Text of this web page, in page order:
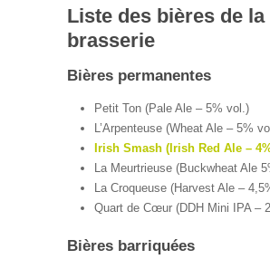
Liste des bières de la
brasserie
Bières permanentes
Petit Ton (Pale Ale – 5% vol.)
L’Arpenteuse (Wheat Ale – 5%
Irish Smash (Irish Red Ale –
La Meurtrieuse (Buckwheat Ale
La Croqueuse (Harvest Ale –
Quart de Cœur (DDH Mini IPA –
Bières barriquées